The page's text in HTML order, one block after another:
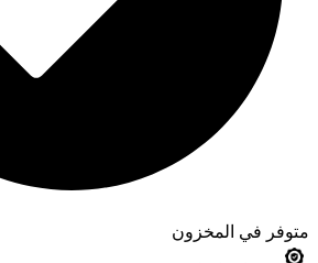
متوفر في المخزون